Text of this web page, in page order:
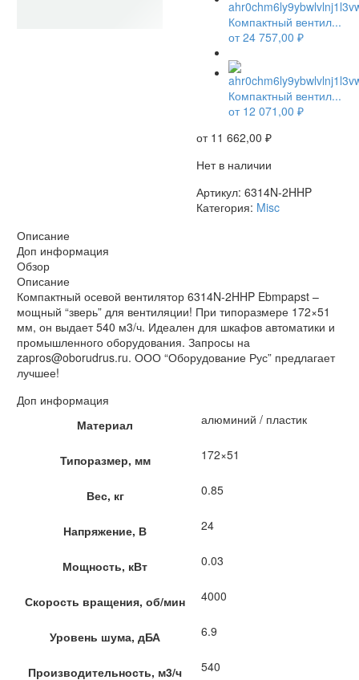
Компактный вентил...
от24 757,00 ₽
Компактный вентил...
от 12 071,00 ₽
от 11 662,00 ₽
Нет в наличии
Артикул: 6314N-2HHP
Категория: Misc
Описание
Доп информация
Обзор
Описание
Компактный осевой вентилятор 6314N-2HHP Ebmpapst –
мощный “зверь” для вентиляции! При типоразмере 172×51
мм, он выдает 540 м3/ч. Идеален для шкафов автоматики и
промышленного оборудования. Запросы на
zapros@oborudrus.ru. ООО “Оборудование Рус” предлагает
лучшее!
Доп информация
Материал
алюминий / пластик
Типоразмер, мм 172×51
Вес, кг 0.85
Напряжение, В 24
Мощность, кВт 0.03
Скорость вращения, об/мин 4000
Уровень шума, дБА 6.9
Производительность, м3/ч 540